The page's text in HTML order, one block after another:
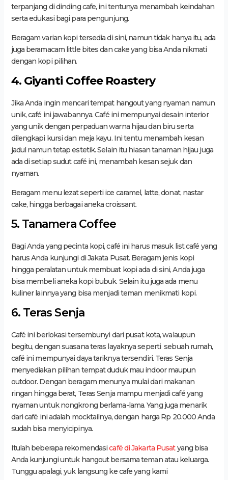
terpanjang di dinding cafe, ini tentunya menambah keindahan
serta edukasi bagi para pengunjung.
Beragam varian kopi tersedia di sini, namun tidak hanya itu, ada
juga beramacam little bites dan cake yang bisa Anda nikmati
dengan kopi pilihan.
4. Giyanti Coffee Roastery
Jika Anda ingin mencari tempat hangout yang nyaman namun
unik, café ini jawabannya. Café ini mempunyai desain interior
yang unik dengan perpaduan warna hijau dan biru serta
dilengkapi kursi dan meja kayu. Ini tentu menambah kesan
jadul namun tetap estetik. Selain itu hiasan tanaman hijau juga
ada di setiap sudut café ini, menambah kesan sejuk dan
nyaman.
Beragam menu lezat seperti ice caramel, latte, donat, nastar
cake, hingga berbagai aneka croissant.
5. Tanamera Coffee
Bagi Anda yang pecinta kopi, café ini harus masuk list café yang
harus Anda kunjungi di Jakata Pusat. Beragam jenis kopi
hingga peralatan untuk membuat kopi ada di sini, Anda juga
bisa membeli aneka kopi bubuk. Selain itu juga ada menu
kuliner lainnya yang bisa menjadi teman menikmati kopi.
6. Teras Senja
Café ini berlokasi tersembunyi dari pusat kota, walaupun
begitu, dengan suasana teras layaknya seperti sebuah rumah,
café ini mempunyai daya tariknya tersendiri. Teras Senja
menyediakan pilihan tempat duduk mau indoor maupun
outdoor. Dengan beragam menunya mulai dari makanan
ringan hingga berat, Teras Senja mampu menjadi café yang
nyaman untuk nongkrong berlama-lama. Yang juga menarik
dari café ini adalah mocktailnya, dengan harga Rp 20.000 Anda
sudah bisa menyicipinya.
Itulah beberapa rekomendasicafé di Jakarta Pusatyang bisa
Anda kunjungi untuk hangout bersama teman atau keluarga.
Tunggu apalagi, yuk langsung ke cafe yang kami